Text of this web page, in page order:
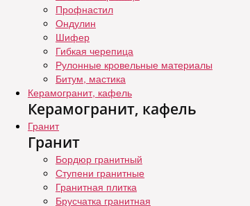
Профнастил
Ондулин
Шифер
Гибкая черепица
Рулонные кровельные материалы
Битум, мастика
Керамогранит, кафель
Керамогранит, кафель
Гранит
Гранит
Бордюр гранитный
Ступени гранитные
Гранитная плитка
Брусчатка гранитная